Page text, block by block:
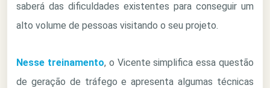
saberá das dificuldades existentes para conseguir um
alto volume de pessoas visitando o seu projeto.
Nesse treinamento, o Vicente simplifica essa questão
de geração de tráfego e apresenta algumas técnicas